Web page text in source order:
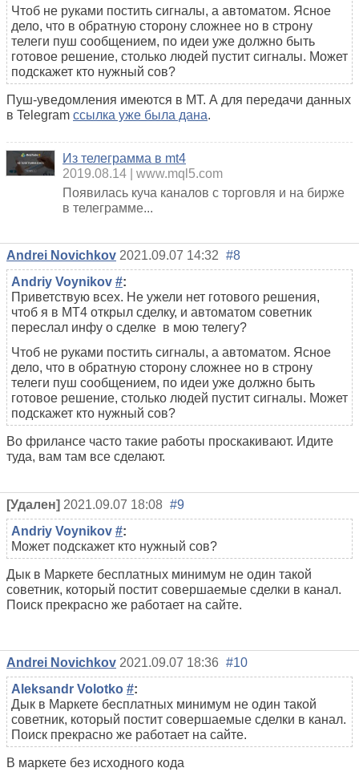
Чтоб не руками постить сигналы, а автоматом. Ясное
дело, что в обратную сторону сложнее но в строну
телеги пуш сообщением, по идеи уже должно быть
готовое решение, столько людей пустит сигналы. Может
подскажет кто нужный сов?
Пуш-уведомления имеются в МТ. А для передачи данных
в Telegram ссылка уже была дана.
Из телеграмма в mt4
2019.08.14
www.mql5.com
Появилась куча каналов с торговля и на бирже
в телеграмме...
Andrei Novichkov 2021.09.07 14:32 #8
Andriy Voynikov #:
Приветствую всех. Не ужели нет готового решения,
чтоб я в МТ4 открыл сделку, и автоматом советник
переслал инфу о сделке в мою телегу?
Чтоб не руками постить сигналы, а автоматом. Ясное
дело, что в обратную сторону сложнее но в строну
телеги пуш сообщением, по идеи уже должно быть
готовое решение, столько людей пустит сигналы. Может
подскажет кто нужный сов?
Во фрилансе часто такие работы проскакивают. Идите
туда, вам там все сделают.
[Удален] 2021.09.07 18:08 #9
Andriy Voynikov #:
Может подскажет кто нужный сов?
Дык в Маркете бесплатных минимум не один такой
советник, который постит совершаемые сделки в канал.
Поиск прекрасно же работает на сайте.
Andrei Novichkov 2021.09.07 18:36 #10
Aleksandr Volotko #:
Дык в Маркете бесплатных минимум не один такой
советник, который постит совершаемые сделки в канал.
Поиск прекрасно же работает на сайте.
В маркете без исходного кода